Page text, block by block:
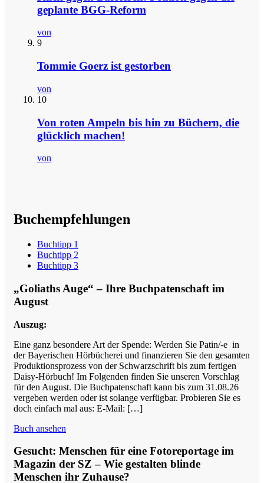
geplante BGG-Reform
von
9
Tommie Goerz ist gestorben
von
10
Von roten Ampeln bis hin zu Büchern, die
glücklich machen!
von
Buchempfehlungen
Buchtipp 1
Buchtipp 2
Buchtipp 3
„Goliaths Auge“ – Ihre Buchpatenschaft im
August
Auszug:
Eine ganz besondere Art der Spende: Werden Sie Patin/-e in
der Bayerischen Hörbücherei und finanzieren Sie den gesamten
Produktionsprozess von der Schwarzschrift bis zum fertigen
Daisy-Hörbuch! Im Folgenden finden Sie unseren Vorschlag
für den August. Die Buchpatenschaft kann bis zum 31.08.26
vergeben werden oder ist solange verfügbar. Probieren Sie es
doch einfach mal aus: E-Mail: […]
Buch ansehen
Gesucht: Menschen für eine Fotoreportage im
Magazin der SZ – Wie gestalten blinde
Menschen ihr Zuhause?